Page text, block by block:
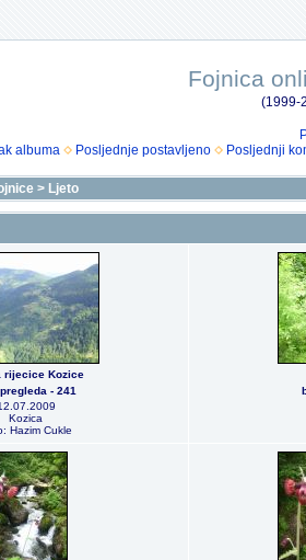
Fojnica
(1999-
albuma
Posljednje postavljeno Posljednji
> Ljeto
rijecice Kozice
- 241
Kozica
Hazim Cukle